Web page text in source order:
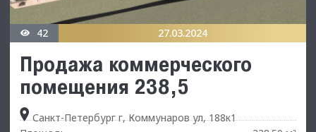
42 27.03.2024
Продажа коммерческого
помещения 238,5
Санкт-Петербург г, Коммунаров ул, 188к1